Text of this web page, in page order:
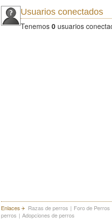
Usuarios conectados
Tenemos 0 usuarios
Enlaces Razas de perros | Foro de Perros
perros | Adopciones de perros